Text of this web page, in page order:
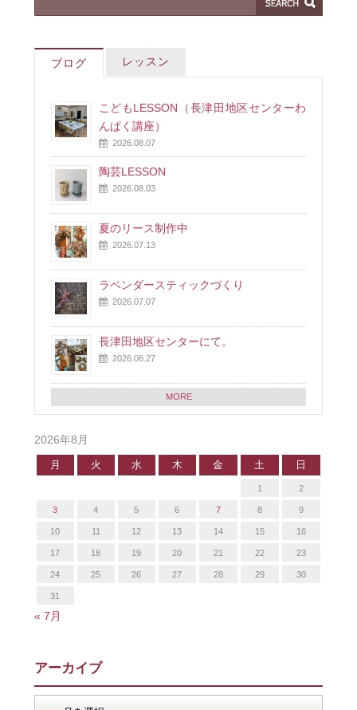
ブログ レッスン
こどもLESSON（長津田地区センターわ
んぱく講座）
2026.08.07
陶芸LESSON
2026.08.03
夏のリース制作中
2026.07.13
ラベンダースティックづくり
2026.07.07
長津田地区センターにて。
2026.06.27
MORE
2026年8月
月 火 水 木 金 土 日
1 2
3 4 5 6 7 8 9
10 11 12 13 14 15 16
17 18 19 20 21 22 23
24 25 26 27 28 29 30
31
« 7月
アーカイブ